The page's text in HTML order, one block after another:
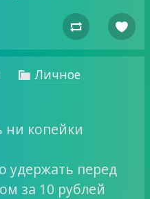
 
 Личное
ни копейки
удержать перед
за 10 рублей